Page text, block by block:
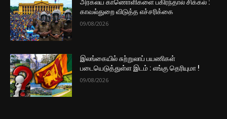
அரகலய காணொளிகளை பகிர்ந்தால் சிக்கல் :
காவல்துறை விடுத்த எச்சரிக்கை
09/08/2026
இலங்கையில் சுற்றுலாப் பயணிகள்
படையெடுத்துள்ள இடம் : எங்கு தெரியுமா !
09/08/2026